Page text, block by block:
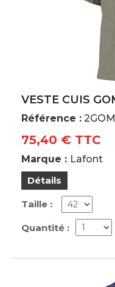
VESTE CUIS
Référence :
75,40 € TTC
Marque : Lafont
Détails
Taille :
Quantité :